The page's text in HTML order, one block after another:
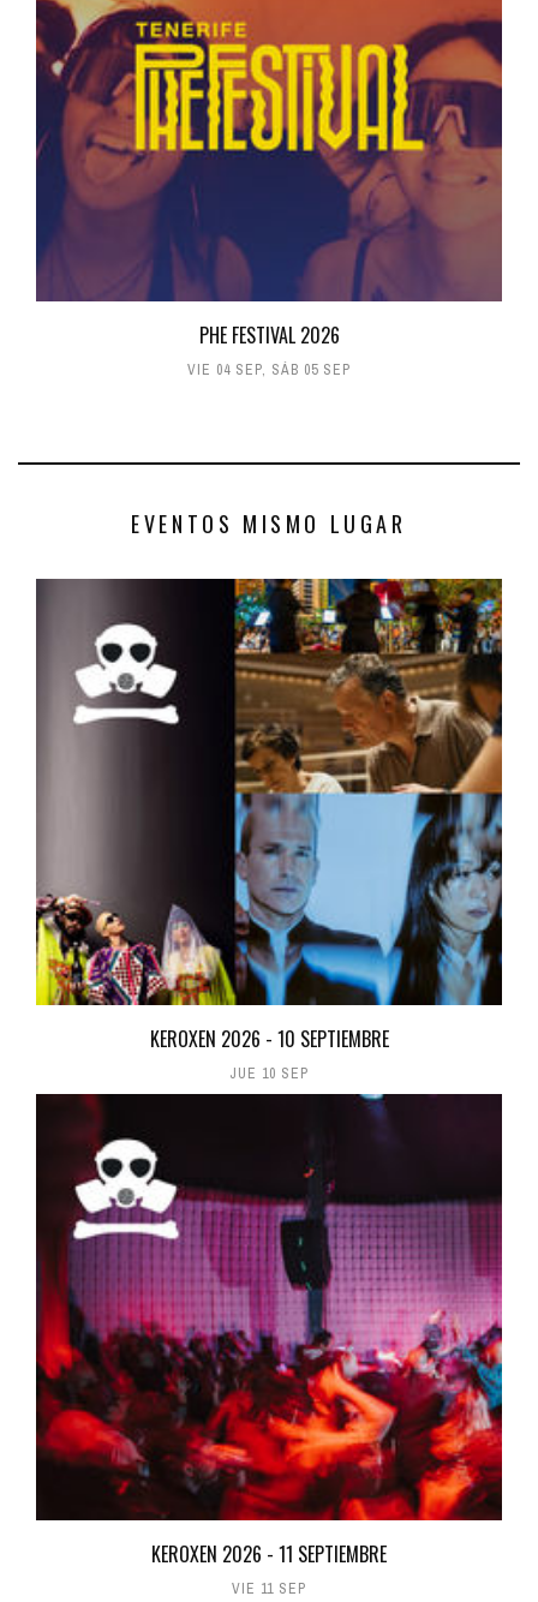
PHE FESTIVAL 2026
VIE 04 SEP, SÁB 05 SEP
EVENTOS MISMO LUGAR
KEROXEN 2026 - 10 SEPTIEMBRE
JUE 10 SEP
KEROXEN 2026 - 11 SEPTIEMBRE
VIE 11 SEP